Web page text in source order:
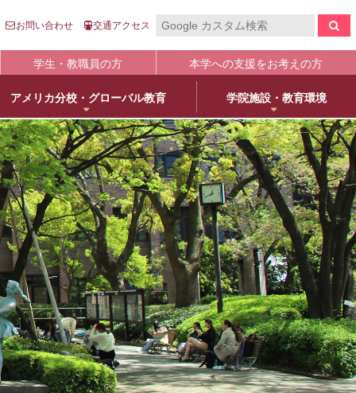
お問い合わせ 交通アクセス
学生・教職員の方 本学への支援をお考えの方
の公表
Research）情報
武庫川学院
院創立80周年
の修学支援新制度について
英米文学専攻
教育学専攻
栄養学専攻
建築学専攻
学専攻
キャンパスライフ
売店・本/食堂・カフェ
キャンパスカレンダー
学友会・委員会
クラブ・同好会
学内ボランティア団体
武庫女Style
学費等納付金
学則
について
院進学
・専攻科入試ガイド
生涯学習
オープンカレッジ
大学院／専攻科紹介
科目等履修について
リカレント教育
MUKOnoa+
教員情報検索
アメリカ分校・グローバル教育
国際センター
学院施設・教育環境